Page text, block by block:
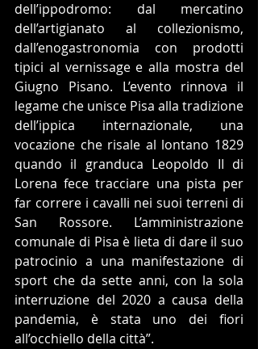
dell’ippodromo: dal mercatino
dell’artigianato al collezionismo,
dall’enogastronomia con prodotti
tipici al vernissage e alla mostra del
Giugno Pisano. L’evento rinnova il
legame che unisce Pisa alla tradizione
dell’ippica internazionale, una
vocazione che risale al lontano 1829
quando il granduca Leopoldo II di
Lorena fece tracciare una pista per
far correre i cavalli nei suoi terreni di
San Rossore. L’amministrazione
comunale di Pisa è lieta di dare il suo
patrocinio a una manifestazione di
sport che da sette anni, con la sola
interruzione del 2020 a causa della
pandemia, è stata uno dei fiori
all’occhiello della città”.